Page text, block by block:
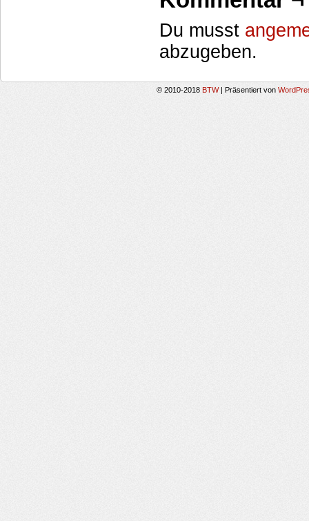
Du musst
abzugeben.
© 2010-2018 BTW | Präsentiert von